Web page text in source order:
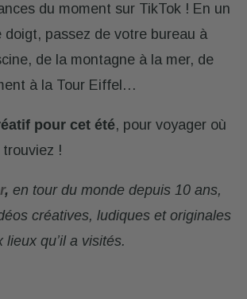
du moment sur TikTok ! En un
doigt, passez de votre bureau à
de la montagne à la mer, de
à la Tour Eiffel…
pour cet été, pour voyager où
!
, en tour du monde depuis 10 ans,
créatives, ludiques et originales
qu’il a visités.